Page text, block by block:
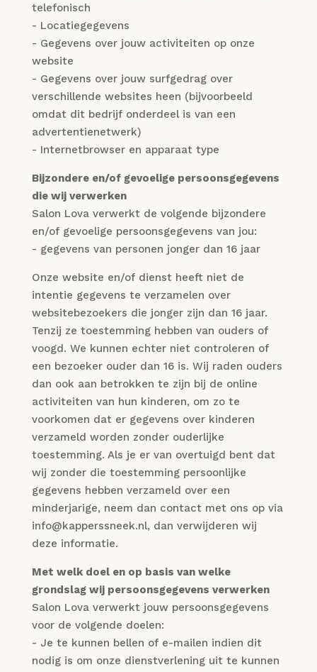
telefonisch
- Locatiegegevens
- Gegevens over jouw activiteiten op onze
website
- Gegevens over jouw surfgedrag over
verschillende websites heen (bijvoorbeeld
omdat dit bedrijf onderdeel is van een
advertentienetwerk)
- Internetbrowser en apparaat type
Bijzondere en/of gevoelige persoonsgegevens
die wij verwerken
Salon Lova verwerkt de volgende bijzondere
en/of gevoelige persoonsgegevens van jou:
- gegevens van personen jonger dan 16 jaar
Onze website en/of dienst heeft niet de
intentie gegevens te verzamelen over
websitebezoekers die jonger zijn dan 16 jaar.
Tenzij ze toestemming hebben van ouders of
voogd. We kunnen echter niet controleren of
een bezoeker ouder dan 16 is. Wij raden ouders
dan ook aan betrokken te zijn bij de online
activiteiten van hun kinderen, om zo te
voorkomen dat er gegevens over kinderen
verzameld worden zonder ouderlijke
toestemming. Als je er van overtuigd bent dat
wij zonder die toestemming persoonlijke
gegevens hebben verzameld over een
minderjarige, neem dan contact met ons op via
info@kapperssneek.nl, dan verwijderen wij
deze informatie.
Met welk doel en op basis van welke
grondslag wij persoonsgegevens verwerken
Salon Lova verwerkt jouw persoonsgegevens
voor de volgende doelen:
- Je te kunnen bellen of e-mailen indien dit
nodig is om onze dienstverlening uit te kunnen